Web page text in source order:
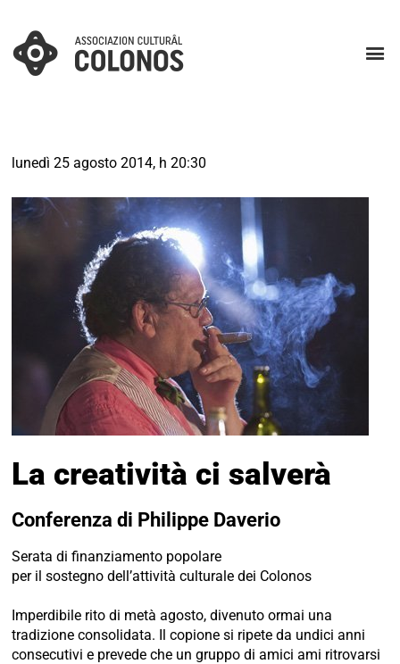
lunedì 25 agosto 2014, h 20:30
La creatività ci salverà
Conferenza di Philippe Daverio
Serata di finanziamento popolare
per il sostegno dell’attività culturale dei Colonos
Imperdibile rito di metà agosto, divenuto ormai una
tradizione consolidata. Il copione si ripete da undici anni
consecutivi e prevede che un gruppo di amici ami ritrovarsi